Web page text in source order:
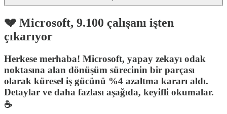
💔 Microsoft, 9.100 çalışanı işten
çıkarıyor
Herkese merhaba! Microsoft, yapay zekayı odak
noktasına alan dönüşüm sürecinin bir parçası
olarak küresel iş gücünü %4 azaltma kararı aldı.
Detaylar ve daha fazlası aşağıda, keyifli okumalar.
☕️